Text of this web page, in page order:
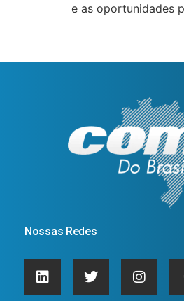
e as oportunidades
Nossas Redes